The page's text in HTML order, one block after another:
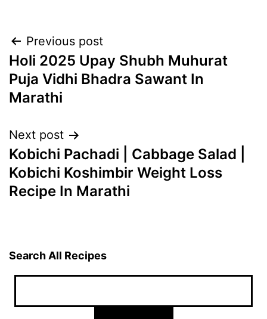
Post
navigation
Previous post
Holi 2025 Upay Shubh Muhurat
Puja Vidhi Bhadra Sawant In
Marathi
Next post
Kobichi Pachadi | Cabbage Salad |
Kobichi Koshimbir Weight Loss
Recipe In Marathi
Search All Recipes